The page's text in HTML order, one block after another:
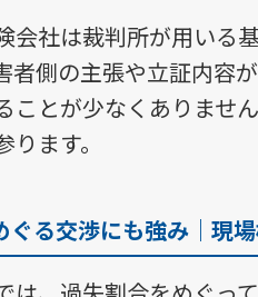
会社は裁判所が用いる
者側の主張や立証内容
ことが少なくありませ
ます。
る交渉にも強み｜現